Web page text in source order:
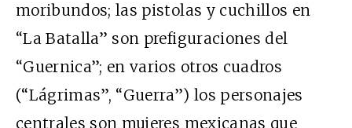
moribundos; las pistolas y cuchillos en
“La Batalla” son prefiguraciones del
“Guernica”; en varios otros cuadros
(“Lágrimas”, “Guerra”) los personajes
centrales son mujeres mexicanas que